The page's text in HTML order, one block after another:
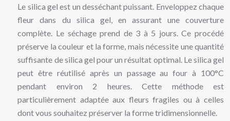
Le silica gel est un desséchant puissant. Enveloppez chaque
fleur dans du silica gel, en assurant une couverture
complète. Le séchage prend de 3 à 5 jours. Ce procédé
préserve la couleur et la forme, mais nécessite une quantité
suffisante de silica gel pour un résultat optimal. Le silica gel
peut être réutilisé après un passage au four à 100°C
pendant environ 2 heures. Cette méthode est
particulièrement adaptée aux fleurs fragiles ou à celles
dont vous souhaitez préserver la forme tridimensionnelle.